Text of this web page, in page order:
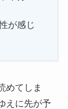
が感じ
めてしま
えに先が予